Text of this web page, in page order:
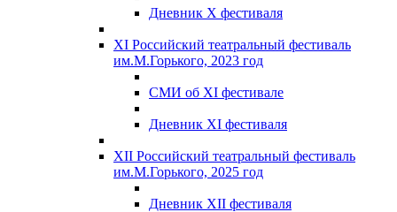
Дневник X фестиваля
XI Российский театральный фестиваль
им.М.Горького, 2023 год
СМИ об XI фестивале
Дневник XI фестиваля
XII Российский театральный фестиваль
им.М.Горького, 2025 год
Дневник XII фестиваля